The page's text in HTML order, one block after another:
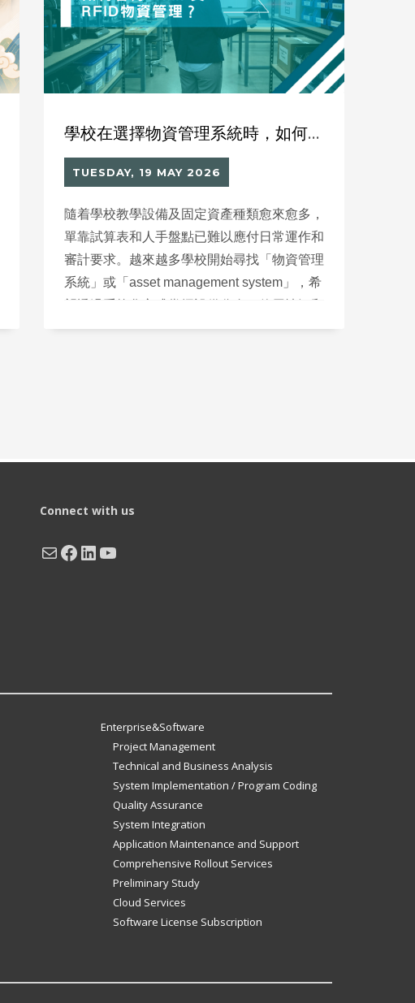
是「追分數」或「追潮流」，而是把每個孩子
的亮點找出來，讓他知道自己值得被期待。
學校在選擇物資管理系統時，如何看待 SNMP 與 RFID 物資管理？
TUESDAY, 19 MAY 2026
隨着學校教學設備及固定資產種類愈來愈多，
單靠試算表和人手盤點已難以應付日常運作和
審計要求。越來越多學校開始尋找「物資管理
系統」或「asset management system」，希
整體資源運用。同時，部分學校已部署網絡監
Connect with us
MailFacebook
LinkedIn
YouTube
Enterprise&Software
Project Management
Technical and Business Analysis
System Implementation / Program Coding
Quality Assurance
System Integration
Application Maintenance and Support
Comprehensive Rollout Services
Preliminary Study
Cloud Services
Software License Subscription